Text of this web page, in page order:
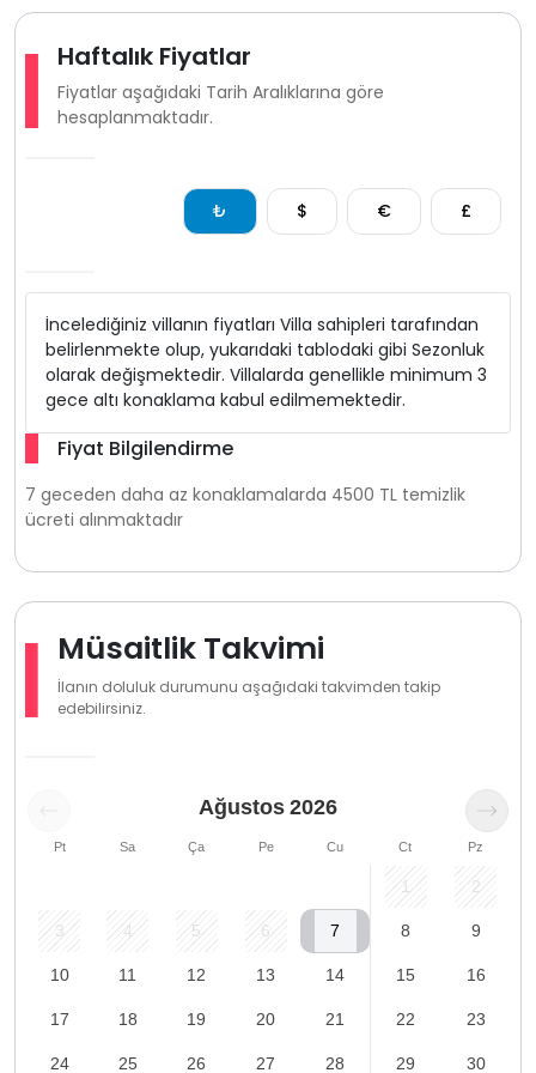
Haftalık Fiyatlar
Fiyatlar aşağıdaki Tarih Aralıklarına göre
hesaplanmaktadır.
₺ $ € £
İncelediğiniz villanın fiyatları Villa sahipleri tarafından
belirlenmekte olup, yukarıdaki tablodaki gibi Sezonluk
olarak değişmektedir. Villalarda genellikle minimum 3
gece altı konaklama kabul edilmemektedir.
Fiyat Bilgilendirme
7 geceden daha az konaklamalarda 4500 TL temizlik
ücreti alınmaktadır
Müsaitlik Takvimi
İlanın doluluk durumunu aşağıdaki takvimden takip
edebilirsiniz.
Ağustos 2026
Pt Sa Ça Pe Cu Ct Pz
1 2
3 4 5 6 7 8 9
10 11 12 13 14 15 16
17 18 19 20 21 22 23
24 25 26 27 28 29 30